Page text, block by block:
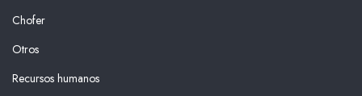
Chofer
Otros
Recursos humanos